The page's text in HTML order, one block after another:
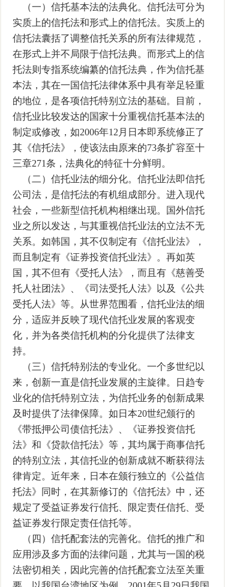
（一）信托基本法的法典化。信托法可分为
实质上的信托法和形式上的信托法。实质上的
信托法囊括了调整信托关系的所有法律规范，
在形式上并不局限于信托法典。而形式上的信
托法则专指系统编纂的信托法典，作为信托基
本法，其在一国信托法律体系中具有举足轻重
的地位，是各项信托特别立法的基础。目前，
信托业比较发达的国家十分重视信托基本法的
制定或修改，如2006年12月日本即系统修正了
其《信托法》，使该法由原来的73条扩容至十
三章271条，法典化的特征十分鲜明。
（二）信托业法的细分化。信托业法即信托
公司法，是信托法的有机组成部分。进入现代
社会，一些新型信托机构相继出现。国外信托
业之所以发达，与其重视信托业法的立法不无
关系。如韩国，其不仅制定有《信托业法》，
而且制定有《证券投资信托业法》。再如英
国，其不但有《受托人法》，而且有《慈善受
托人社团法》、《司法受托人法》以及《公共
受托人法》等。从世界范围看，信托业法的细
分，适应并反映了现代信托业发展的客观变
化，并为各类信托机构的分化提供了法律支
持。
（三）信托特别法的专业化。一个多世纪以
来，创新一直是信托业发展的主旋律。日趋专
业化的信托特别立法，为信托业务的创新成果
及时提供了法律保障。如日本20世纪颁行的
《带抵押公司债信托法》、《证券投资信托
法》和《贷款信托法》等，其均属于商事信托
的特别立法，其信托业的创新成就不断获得法
律肯定。近年来，日本在颁行独立的《公益信
托法》同时，在其新修订的《信托法》中，还
规定了受益证券发行信托、限定责任信托、受
益证券发行限定责任信托等。
（四）信托配套法的完善化。信托的推广和
应用涉及多方面的法律问题，尤其与一国的税
法密切相关，因此完善的信托配套立法至关重